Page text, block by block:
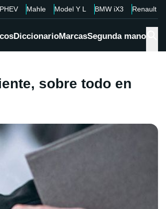
Mahle Model Y L BMW iX3 Renault
DiccionarioMarcasSegunda mano
sobre todo en